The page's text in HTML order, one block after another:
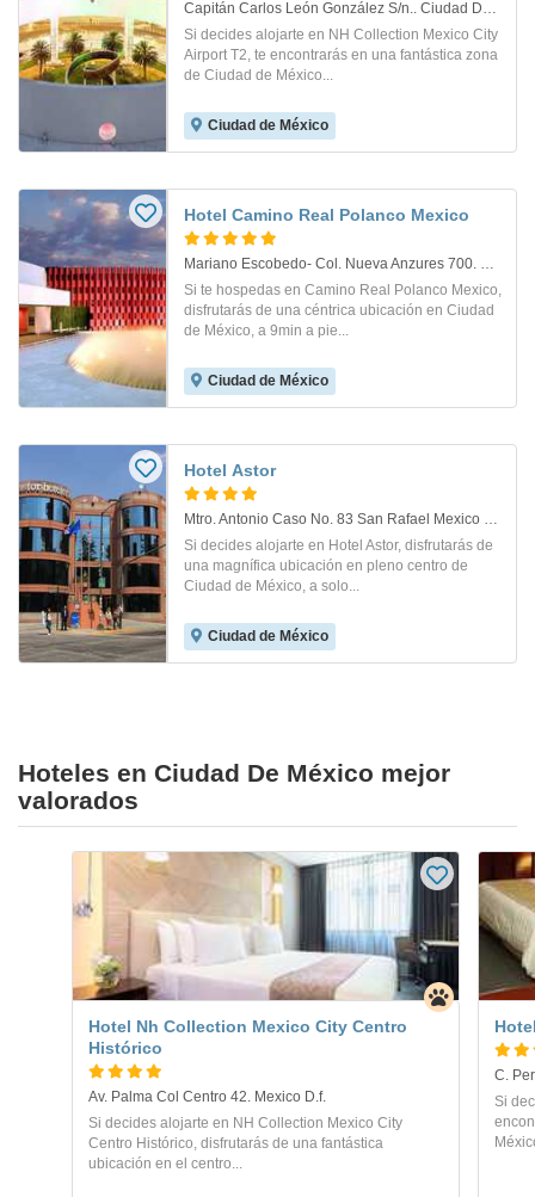
Capitán Carlos León González S/n.. Ciudad De Mèxico
Si decides alojarte en NH Collection Mexico City
Airport T2, te encontrarás en una fantástica zona
de Ciudad de México...
Ciudad de México
Hotel Camino Real Polanco Mexico
Mariano Escobedo- Col. Nueva Anzures 700. Mexico D.f.
Si te hospedas en Camino Real Polanco Mexico,
disfrutarás de una céntrica ubicación en Ciudad
de México, a 9min a pie...
Ciudad de México
Hotel Astor
Mtro. Antonio Caso No. 83 San Rafael Mexico City. Mexico Df
Si decides alojarte en Hotel Astor, disfrutarás de
una magnífica ubicación en pleno centro de
Ciudad de México, a solo...
Ciudad de México
Hoteles en Ciudad De México mejor
valorados
Hotel Nh Collection Mexico City Centro
Histórico
Av. Palma Col Centro 42. Mexico D.f.
Si decides alojarte en NH Collection Mexico City
Centro Histórico, disfrutarás de una fantástica
ubicación en el centro...
Si